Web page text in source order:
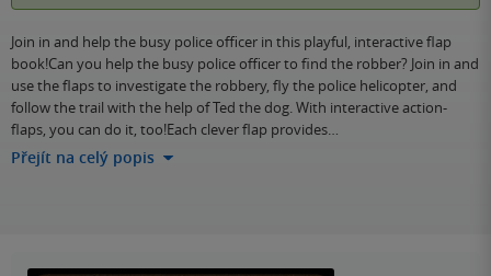
Join in and help the busy police officer in this playful, interactive flap
book!Can you help the busy police officer to find the robber? Join in and
use the flaps to investigate the robbery, fly the police helicopter, and
follow the trail with the help of Ted the dog. With interactive action-
flaps, you can do it, too!Each clever flap provides…
Přejít na celý popis